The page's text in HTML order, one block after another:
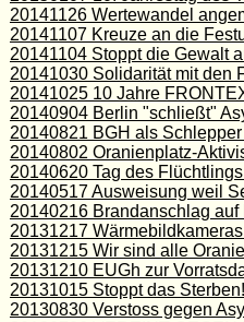
20141126 Wertewandel
20141107 Kreuze an die
20141104 Stoppt die Gewalt
20141030 Solidarität mit den
20141025 10 Jahre
20140904 Berlin "schließt"
20140821 BGH als
20140802 Oranienplatz-
20140620 Tag des
20140517 Ausweisung weil
20140216 Brandanschlag
20131217
20131215 Wir sind alle
20131210 EUGh zur
20131015 Stoppt das Sterben!
20130830 Verstoss gegen